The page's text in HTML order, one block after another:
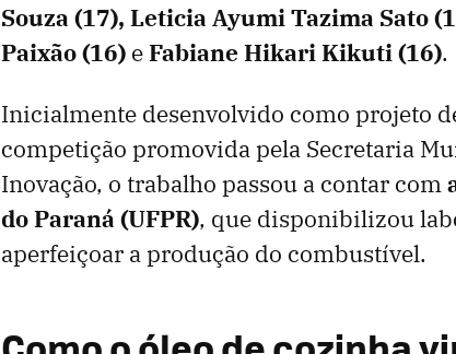
Souza (17), Leticia Ayumi Tazima Sato
Paixão (16) eFabiane Hikari Kikuti (16).
Inicialmente desenvolvido como projeto
competição promovida pela Secretaria
Inovação, o trabalho passou a contar com
do Paraná (UFPR), que disponibilizou
aperfeiçoar a produção do combustível.